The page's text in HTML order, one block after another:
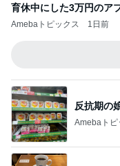
Amebaト
ゲキ甘ザ
Amebaトピ